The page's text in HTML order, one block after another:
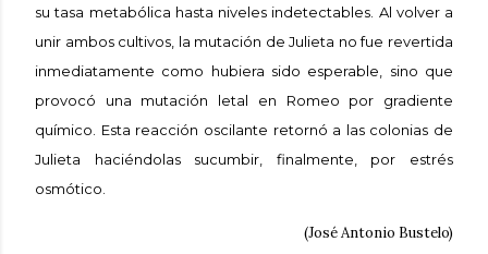
su tasa metabólica hasta niveles indetectables. Al volver a
unir ambos cultivos, la mutación de Julieta no fue revertida
inmediatamente como hubiera sido esperable, sino que
provocó una mutación letal en Romeo por gradiente
químico. Esta reacción oscilante retornó a las colonias de
Julieta haciéndolas sucumbir, finalmente, por estrés
osmótico.
(José Antonio Bustelo)